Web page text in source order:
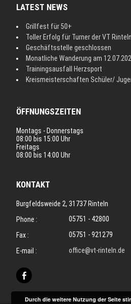
LATEST NEWS
Grillfest für 50+
Toller Erfolg für Turner der VT
Geschäftsstelle geschlossen
Monatliche Wanderung am
Trainingsausfall Herzsport
Kreismeisterschaften Schüler/
ÖFFNUNGSZEITEN
Montags - Donnerstags
08:00 bis 15:00 Uhr
Freitags
08:00 bis 14:00 Uhr
KONTAKT
Burgfeldsweide 2, 31737 Rinteln
Phone :
05751 - 42800
Fax :
05751 - 921279
E-mail :
office@vt-rinteln.de
Durch die weitere Nutzung der Seite